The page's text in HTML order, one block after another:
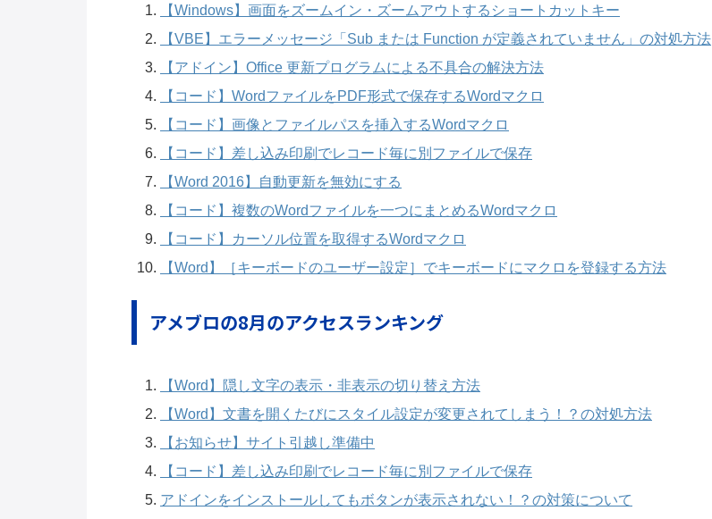
【Windows】画面をズームイン・ズームアウトするショートカットキー
【VBE】エラーメッセージ「Sub または Function が定義されていません」の対処方法
【アドイン】Office 更新プログラムによる不具合の解決方法
【コード】WordファイルをPDF形式で保存するWordマクロ
【コード】画像とファイルパスを挿入するWordマクロ
【コード】差し込み印刷でレコード毎に別ファイルで保存
【Word 2016】自動更新を無効にする
【コード】複数のWordファイルを一つにまとめるWordマクロ
【コード】カーソル位置を取得するWordマクロ
【Word】［キーボードのユーザー設定］でキーボードにマクロを登録する方法
アメブロの8月のアクセスランキング
【Word】隠し文字の表示・非表示の切り替え方法
【Word】文書を開くたびにスタイル設定が変更されてしまう！？の対処方法
【お知らせ】サイト引越し準備中
【コード】差し込み印刷でレコード毎に別ファイルで保存
アドインをインストールしてもボタンが表示されない！？の対策について